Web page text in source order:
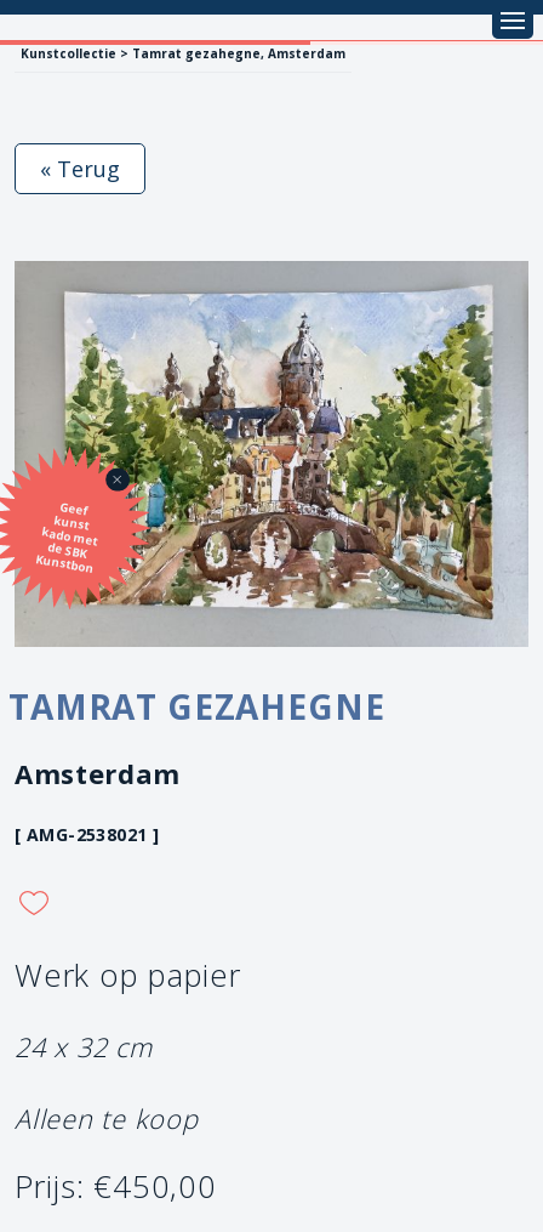
Kunstcollectie > Tamrat gezahegne, Amsterdam
Geef
kunst
kado met
de SBK
Kunstbon
« Terug
TAMRAT GEZAHEGNE
Amsterdam
[ AMG-2538021 ]
Werk op papier
24 x 32 cm
Alleen te koop
Prijs: €450,00